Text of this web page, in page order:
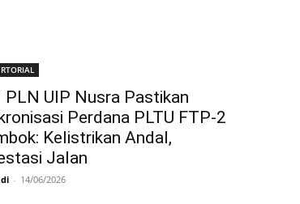
PLN UIP Nusra Pastikan
Perdana PLTU FTP-2
Kelistrikan Andal,
Jalan
- 14/06/2026